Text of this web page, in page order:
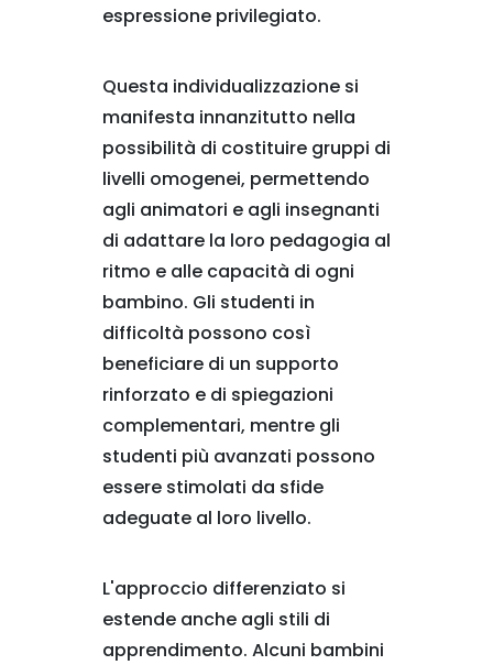
espressione privilegiato.
Questa individualizzazione si
manifesta innanzitutto nella
possibilità di costituire gruppi di
livelli omogenei, permettendo
agli animatori e agli insegnanti
di adattare la loro pedagogia al
ritmo e alle capacità di ogni
bambino. Gli studenti in
difficoltà possono così
beneficiare di un supporto
rinforzato e di spiegazioni
complementari, mentre gli
studenti più avanzati possono
essere stimolati da sfide
adeguate al loro livello.
L'approccio differenziato si
estende anche agli stili di
apprendimento. Alcuni bambini